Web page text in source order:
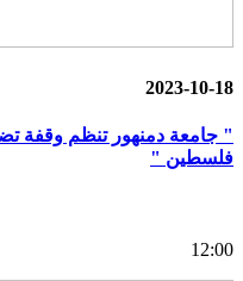
2023-10-18
" جامعة دمنهور تنظم وقفة
فلسطين "
12:00